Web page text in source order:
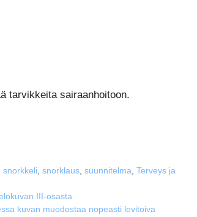
tarvikkeita sairaanhoitoon.
,snorkkeli ,snorklaus ,suunnitelma ,Terveys ja
III-osasta
kuvan muodostaa nopeasti levitoiva